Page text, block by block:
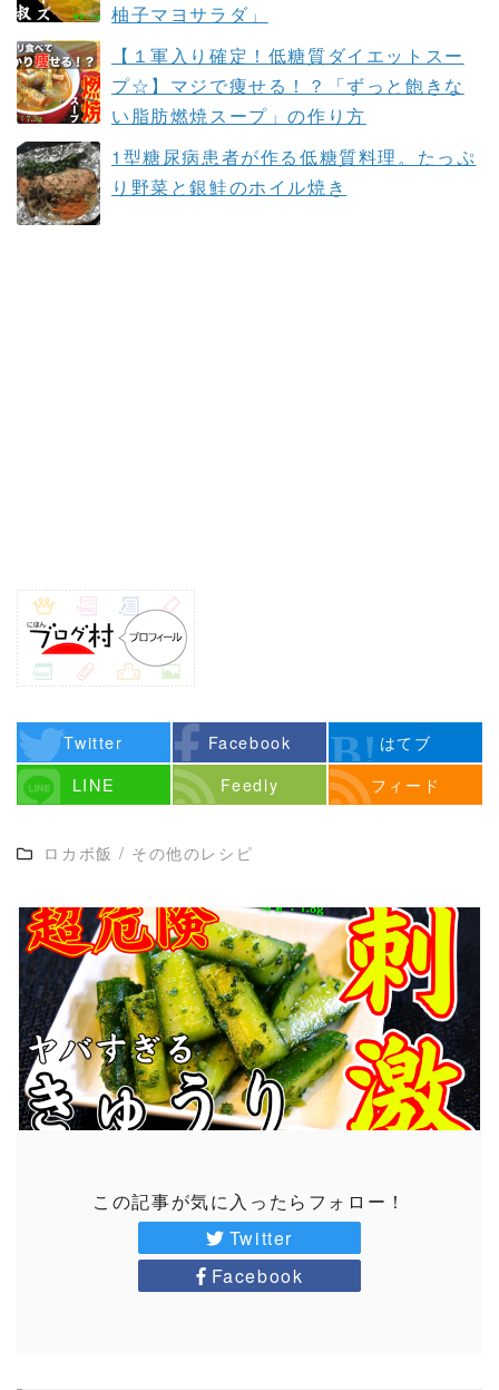
柚子マヨサラダ」
【１軍入り確定！低糖質ダイエットスー
プ☆】マジで痩せる！？「ずっと飽きな
い脂肪燃焼スープ」の作り方
1型糖尿病患者が作る低糖質料理。たっぷ
り野菜と銀鮭のホイル焼き
Twitter Facebook
はてブ
LINE
Feedly フィード
ロカボ飯 / その他のレシピ
この記事が気に入ったらフォロー！
Twitter
Facebook